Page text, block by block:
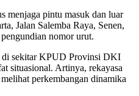
menjaga pintu masuk dan luar
Jalan Salemba Raya, Senen,
nomor urut.
di sekitar KPUD Provinsi DKI
situasional. Artinya, rekayasa
perkembangan dinamika